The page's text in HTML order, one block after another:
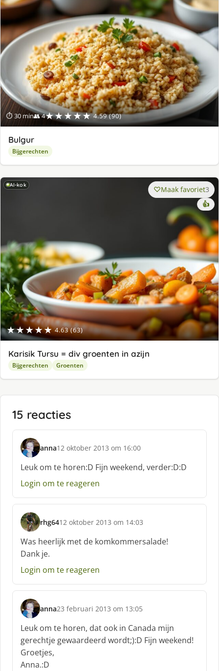
⏱ 30 min👥 4★★★★★ 4.59 (90)
Bulgur
Bijgerechten
AI-kok
★★★★★ 4.63 (63)
Maak favoriet3
👍
Karisik Tursu = div groenten in azijn
Bijgerechten Groenten
15 reacties
anna
s
c
h
r
e
f
:
12 oktober 2013 om 16:00
Leuk om te horen:D Fijn weekend, verder:D:D
Login om te reageren
rhg64
s
c
h
r
e
f
12 oktober 2013 om 14:03
Was heerlijk met de komkommersalade!
Dank je.
Login om te reageren
anna
s
c
h
r
e
e
23 februari 2013 om 13:05
Leuk om te horen, dat ook in Canada mijn
gerechtje gewaardeerd wordt;):D Fijn weekend!
Groetjes,
Anna.:D